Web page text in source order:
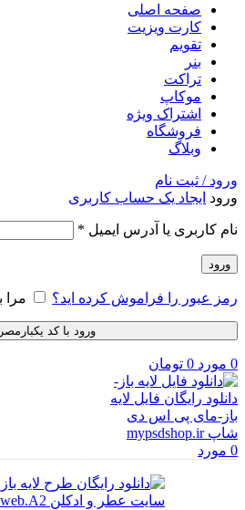
صفحه اصلی
کارت ویزیت
تقویم
بنر
تراکت
موکاپ
اشتراک ویژه
فروشگاه
وبلاگ
ورود / ثبت نام
ورود ایجاد یک حساب کاربری
نام کاربری یا آدرس ایمیل *
ورود
رمز عبور را فراموش کرده اید؟ مرا
ورود با کد
0 مورد 0 تومان
0 مورد